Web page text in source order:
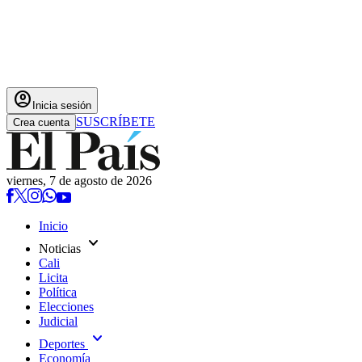
account_circle Inicia sesión
Crea cuenta SUSCRÍBETE
viernes, 7 de agosto de 2026
Inicio
Noticias expand_more
Cali
Licita
Política
Elecciones
Judicial
Deportes expand_more
Economía